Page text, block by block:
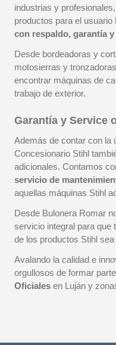
industrias y
productos para el
con respaldo, garantía
Desde bordeadoras y
motosierras y
encontrar máquinas de
trabajo de exterior.
Garantía y Service
Además de contar con la
Concesionario Stihl
adicionales. Contamos
servicio de
aquellas máquinas Stihl
Desde Bulonera Romar
servicio integral para que
de los productos Stihl
Avalando la calidad e
orgullosos de formar
Oficiales en Luján y